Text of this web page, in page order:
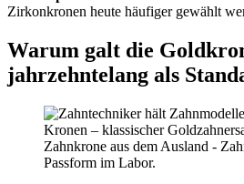
Zirkonkronen heute häufiger gewählt
Warum galt die
jahrzehntelang als
Zahnkrone aus dem Ausland -
Passform im Labor.